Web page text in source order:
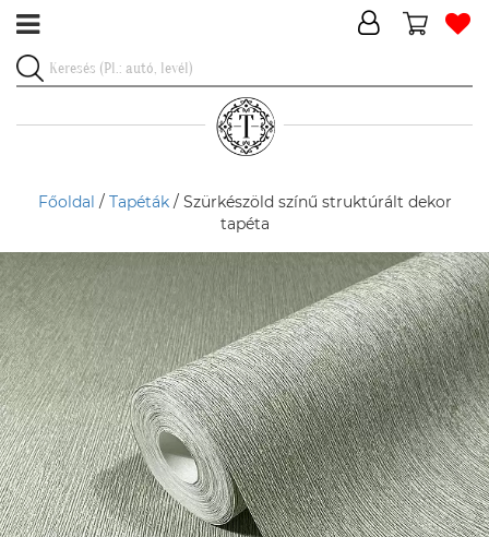
Főoldal / Tapéták/ Szürkészöld színű struktúrált dekor
tapéta